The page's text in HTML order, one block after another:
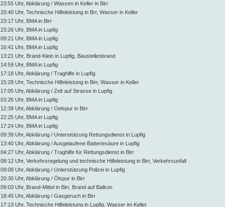
23:55 Uhr, Abklärung / Wassen in Keller in Birr
20:40 Uhr, Technische Hilfeleistung in Brr, Wasser in Keller
23:17 Uhr, BMA in Birr
23:26 Uhr, BMA in Lupfig
09:21 Uhr, BMA in Lupfig
16:41 Uhr, BMA in Lupfig
13:21 Uhr, Brand-Klein in Lupfig, Baustellenbrand
14:59 Uhr, BMA in Lupfig
17:18 Uhr, Abklärung / Traghilfe in Lupfig
15:28 Uhr, Technische Hilfeleistung in Birr, Wasser in Keller
17:05 Uhr, Abklärung / Zelt auf Strasse in Lupfig
03:26 Uhr, BMA in Lupfig
12:39 Uhr, Abklärung / Oelspur in Birr
22:25 Uhr, BMA in Lupfig
17:24 Uhr, BMA in Lupfig
09:39 Uhr, Abklärung / Unterstützung Rettungsdienst in Lupfig
13:40 Uhr, Abklärung / Ausgelaufene Batteriesäure in Lupfig
04:27 Uhr, Abklärung / Traghilfe für Rettungsdienst in Birr
08:12 Uhr, Verkehrsregelung und technische Hilfeleistung in Birr, Verkehrsunfall
09:08 Uhr, Abklärung / Unterstützung Polizei in Lupfig
20:30 Uhr, Abklärung / Ölspur in Birr
09:03 Uhr, Brand-Mittel in Birr, Brand auf Balkon
18:45 Uhr, Abklärung / Gasgeruch in Birr
17:13 Uhr, Technische Hilfeleistung in Lupfig, Wasser im Keller